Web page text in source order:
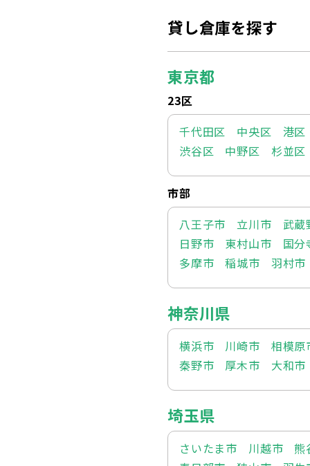
貸し倉庫を探す
東京都
23区
千代田区
中央区
港区
渋谷区
中野区 杉並区
市部
八王子市
立川市
武蔵
日野市
東村山市
国分
多摩市
稲城市 羽村市
神奈川県
横浜市 川崎市
相模原
秦野市
厚木市 大和市
埼玉県
さいたま市 川越市
熊